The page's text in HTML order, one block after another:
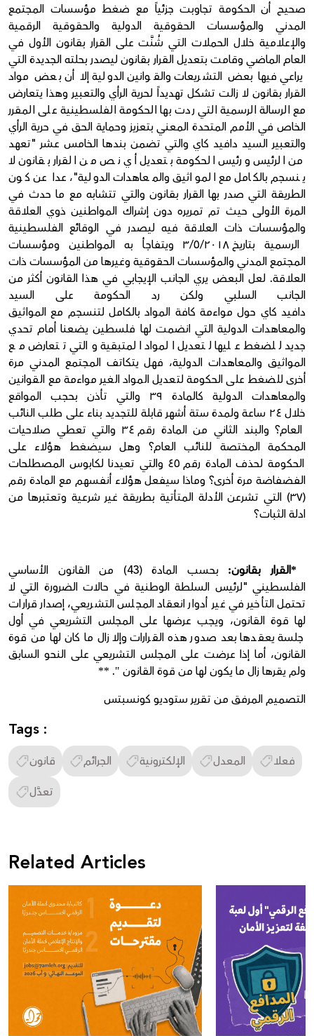
صحيح أن الحكومة تجاوبت جزئياً مع ضغط مؤسسات المجتمع
المدني والمؤسسات الحقوقية الدولية والحقوقية الرقمية
والإعلامية خلال الحملات التي شُنَّت على القرار بقانون الأول في
العام الماضي وقامت بتعديل القرار بقانون ليصدر بحلته الجديدة التي
يراعي فيها بعض التشريعات والقوانين الدولية إلا أن بعض مواد
القرار بقانون لا زالت تشكل تهديداً لحرية الرأي والتعبير وهذا يتعارض
مع الرسالة الرسمية التي ردت بها الحكومة الفلسطينية على المقرر
الخاص في الأمم المتحدة المعني بتعزيز وحماية الحق في حرية الرأي
والتعبير السيد دافيد كاي والتي تضمن بندها الخامس عشر "تعهد
من الرئيس ورئيس الحكومة بتعديل أي نص من القرار بقانون لا
ينسجم بالكامل مع المواثيق والمعاهدات الدولية"، عدا عن كون
الطريقة التي صدر بها القرار بقانون والتي تتشابه مع ما حدث في
المرة الأولى حيث تم تمريره دون إشراك المواطنين ذوي العلاقة
والمؤسسات ذات العلاقة فيه ليصدر في الوقائع الفلسطينية
الرسمية بتاريخ ٣/٥/٢٠١٨ ويتفاجأ به المواطنين ومؤسسات
المجتمع المدني والمؤسسات الحقوقية وغيرها من المؤسسات ذات
العلاقة. لعل البعض يري الجانب الإيجابي في هذا القانون أكثر من
الجانب السلبي ولكن رد الحكومة على السيد
دافيد كاي حول مواءمة كافة المواد بالكامل لتنسجم مع المواثيق
والمعاهدات الدولية التي انضمت لها فلسطين يضعنا أمام تحدي
جديد للضغط عليها لتعديل المواد المتبقية والتي تتعارض مع
المواثيق والمعاهدات الدولية، فهل يتكاتف المجتمع المدني مرة
أخرى للضغط على الحكومة لتعديل المواد الغير مواءمة مع القوانين
والمعاهدات الدولية كالمادة ٣٩ والتي تأذن بحجب المواقع
خلال ٢٤ ساعة ولمدة ستة أشهر قابلة للتجديد بناء على طلب النائب
العام؟ والبند الثاني من المادة رقم ٣٤ والتي تعطي صلاحيات
المحكمة المختصة للنائب العام؟ وهل سيضغط هؤلاء على
الحكومة لحذف المادة رقم ٤٥ والتي تعيدنا لكابوس المصطلحات
الفضفاضة مرة أخرى؟ وماذا سيفعل هؤلاء أنفسهم مع المادة رقم
(٣٧) التي تشرعن الأدلة المتأتية بطريقة غير شرعية وتعتبرها من
ادلة الثبات؟
*القرار بقانون:
بحسب المادة (43) من القانون الأساسي
الفلسطيني "لرئيس السلطة الوطنية في حالات الضرورة التي لا
تحتمل التأخير في غير أدوار انعقاد المجلس التشريعي، إصدار قرارات
لها قوة القانون، ويجب عرضها على المجلس التشريعي في أول
جلسة يعقدها بعد صدور هذه القرارات وإلا زال ما كان لها من قوة
القانون، أما إذا عرضت على المجلس التشريعي على النحو السابق
ولم يقرها زال ما يكون لها من قوة القانون "
.
**
التصميم المرفق من تقرير ستوديو كونسبتس
Tags :
قانون الجرائم الإلكترونية المعدل
فعلا
تعدَّل
Related Articles